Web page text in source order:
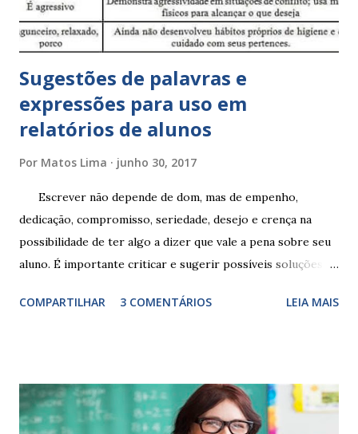
Sugestões de palavras e
expressões para uso em
relatórios de alunos
Por Matos Lima junho 30, 2017
Escrever não depende de dom, mas de empenho,
dedicação, compromisso, seriedade, desejo e crença na
possibilidade de ter algo a dizer que vale a pena sobre seu
aluno. É importante criticar e sugerir possíveis soluções.
exercitação. E encontrar a melhor maneira de expressar o
sempre as intervenções feitas para ações apresentadas,
isso ressalta trabalho. SUGESTÕES DE PALAVRAS E
COMPARTILHAR 3 COMENTÁRIOS LEIA MAIS